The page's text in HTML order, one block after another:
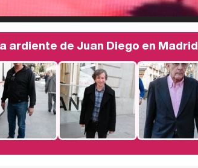
ardiente de Juan Diego en Madrid